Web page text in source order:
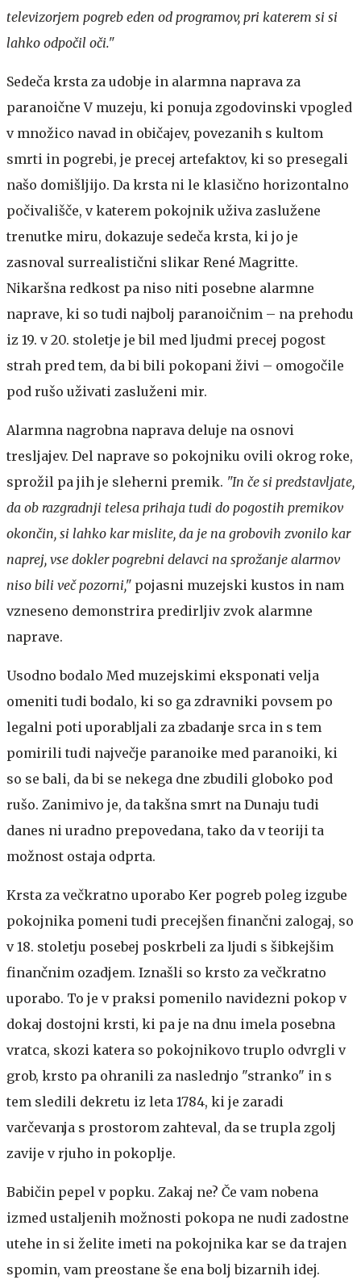
televizorjem pogreb eden od programov, pri katerem si si
lahko odpočil oči."
Sedeča krsta za udobje in alarmna naprava za
paranoične V muzeju, ki ponuja zgodovinski vpogled
v množico navad in običajev, povezanih s kultom
smrti in pogrebi, je precej artefaktov, ki so presegali
našo domišljijo. Da krsta ni le klasično horizontalno
počivališče, v katerem pokojnik uživa zaslužene
trenutke miru, dokazuje sedeča krsta, ki jo je
zasnoval surrealistični slikar René Magritte.
Nikaršna redkost pa niso niti posebne alarmne
naprave, ki so tudi najbolj paranoičnim – na prehodu
iz 19. v 20. stoletje je bil med ljudmi precej pogost
strah pred tem, da bi bili pokopani živi – omogočile
pod rušo uživati zasluženi mir.
Alarmna nagrobna naprava deluje na osnovi
tresljajev. Del naprave so pokojniku ovili okrog roke,
sprožil pa jih je sleherni premik. "In če si predstavljate,
da ob razgradnji telesa prihaja tudi do pogostih premikov
okončin, si lahko kar mislite, da je na grobovih zvonilo kar
naprej, vse dokler pogrebni delavci na sprožanje alarmov
niso bili več pozorni," pojasni muzejski kustos in nam
vzneseno demonstrira predirljiv zvok alarmne
naprave.
Usodno bodalo Med muzejskimi eksponati velja
omeniti tudi bodalo, ki so ga zdravniki povsem po
legalni poti uporabljali za zbadanje srca in s tem
pomirili tudi največje paranoike med paranoiki, ki
so se bali, da bi se nekega dne zbudili globoko pod
rušo. Zanimivo je, da takšna smrt na Dunaju tudi
danes ni uradno prepovedana, tako da v teoriji ta
možnost ostaja odprta.
Krsta za večkratno uporabo Ker pogreb poleg izgube
pokojnika pomeni tudi precejšen finančni zalogaj, so
v 18. stoletju posebej poskrbeli za ljudi s šibkejšim
finančnim ozadjem. Iznašli so krsto za večkratno
uporabo. To je v praksi pomenilo navidezni pokop v
dokaj dostojni krsti, ki pa je na dnu imela posebna
vratca, skozi katera so pokojnikovo truplo odvrgli v
grob, krsto pa ohranili za naslednjo "stranko" in s
tem sledili dekretu iz leta 1784, ki je zaradi
varčevanja s prostorom zahteval, da se trupla zgolj
zavije v rjuho in pokoplje.
Babičin pepel v popku. Zakaj ne? Če vam nobena
izmed ustaljenih možnosti pokopa ne nudi zadostne
utehe in si želite imeti na pokojnika kar se da trajen
spomin, vam preostane še ena bolj bizarnih idej.